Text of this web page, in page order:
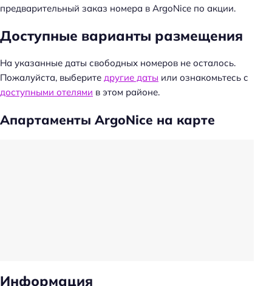
предварительный заказ номера в ArgoNice по акции.
Доступные варианты размещения
На указанные даты свободных номеров не осталось.
Пожалуйста, выберите другие даты или ознакомьтесь с
доступными отелями в этом районе.
Апартаменты ArgoNice на карте
Информация